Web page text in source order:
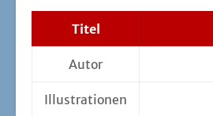
Titel
Autor
Illus­tra­tio­nen